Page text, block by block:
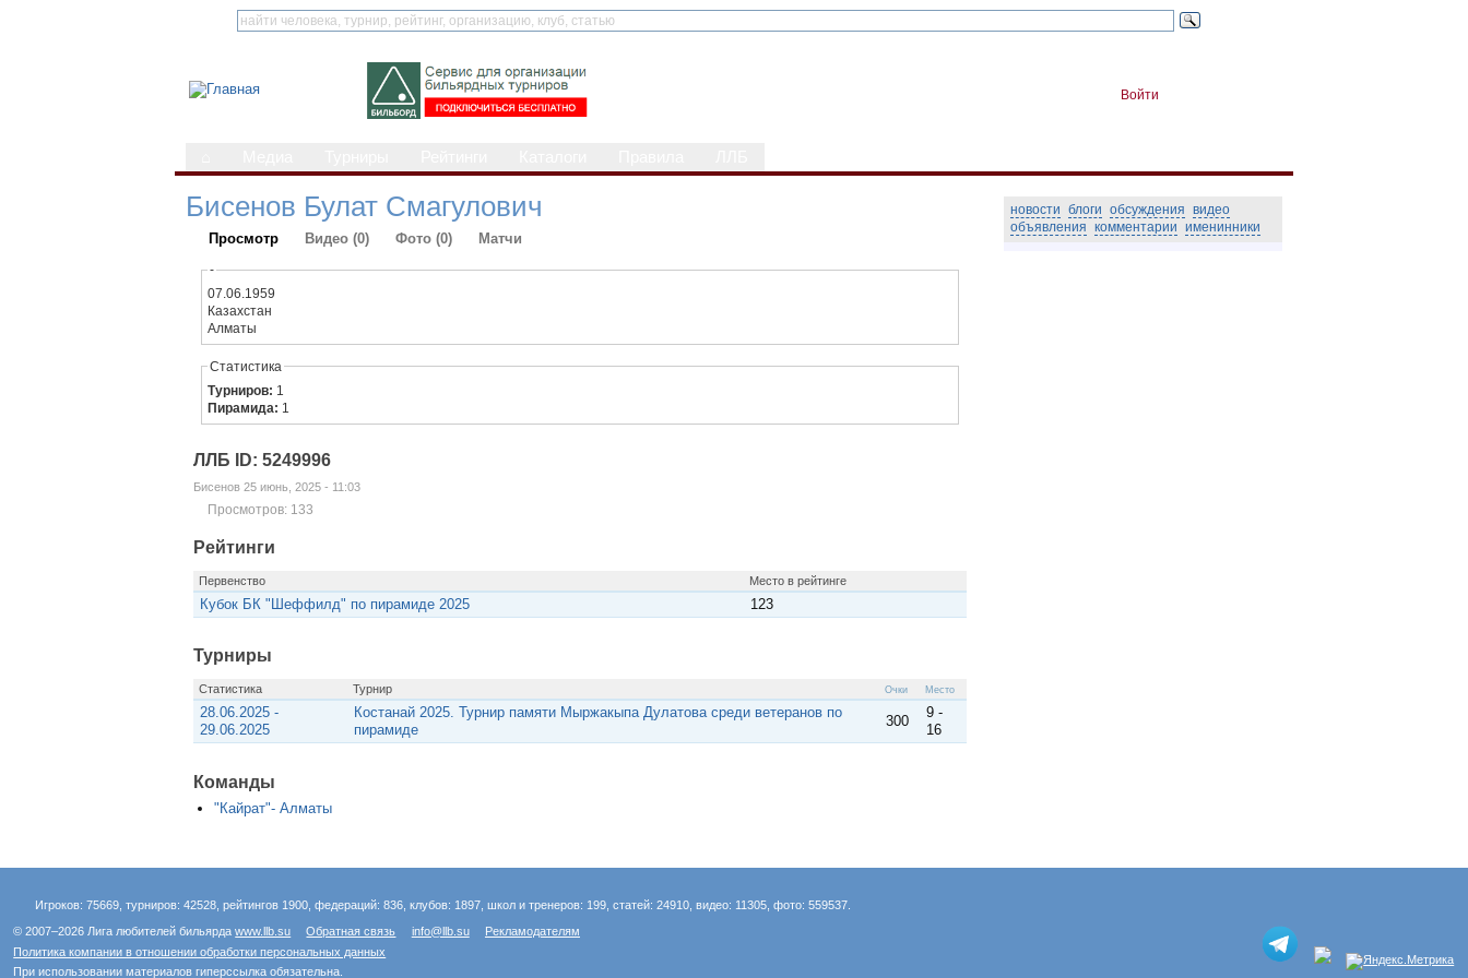
Войти
Бисенов Булат Смагулович
Просмотр Видео (0) Фото (0) Матчи
-
07.06.1959
Казахстан
Алматы
Статистика
Турниров: 1
Пирамида: 1
ЛЛБ ID: 5249996
Бисенов 25 июнь, 2025 - 11:03
Просмотров: 133
Рейтинги
Первенство Место в рейтинге
Кубок БК "Шеффилд" по пирамиде 2025 123
Турниры
Статистика Турнир Очки Место
28.06.2025 -
29.06.2025
Костанай 2025. Турнир памяти Мыржакыпа Дулатова среди ветеранов по
пирамиде
300
9 -
16
Команды
"Кайрат"- Алматы
новости блоги обсуждения видео
объявления комментарии именинники
Игроков: 75669, турниров: 42528, рейтингов 1900, федераций: 836, клубов: 1897, школ и тренеров: 199, статей: 24910, видео: 11305, фото: 559537.
© 2007–2026 Лига любителей бильярдаwww.llb.su Обратная связь info@llb.su
Рекламодателям
Политика компании в отношении обработки персональных данных
При использовании материалов гиперссылка обязательна.